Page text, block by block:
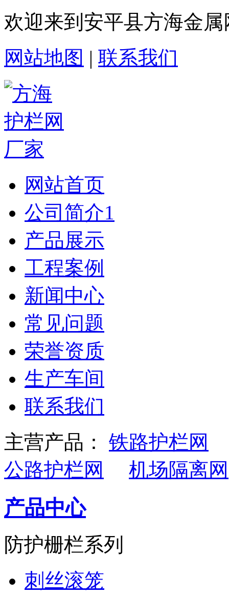
欢迎来到安平县方海金
网站地图 | 联系我们
网站首页
公司简介1
产品展示
工程案例
新闻中心
常见问题
荣誉资质
生产车间
联系我们
主营产品： 铁路护栏网
公路护栏网
机场隔离网
产品中心
防护栅栏系列
刺丝滚笼